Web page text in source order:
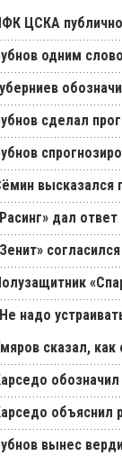
ЦСКА
одним
сделал
высказался
дал
надо
сказал,
объяснил
вынес